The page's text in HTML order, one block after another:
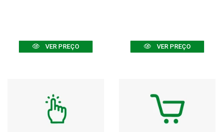
VER PREÇO VER PREÇO